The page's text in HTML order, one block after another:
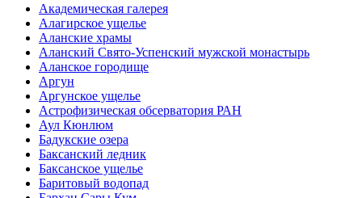
Академическая галерея
Алагирское ущелье
Аланские храмы
Аланский Свято-Успенский мужской монастырь
Аланское городище
Аргун
Аргунское ущелье
Астрофизическая обсерватория РАН
Аул Кюнлюм
Бадукские озера
Баксанский ледник
Баксанское ущелье
Баритовый водопад